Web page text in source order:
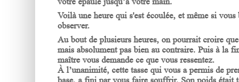
Voilà une heure qui s'est écoulée, et même si
observer.
Au bout de plusieurs heures, on pourrait croire
mais absolument pas bien au contraire. Puis à la
maître vous demande ce que vous ressentez.
À l’unanimité, cette tasse qui vous a permis de